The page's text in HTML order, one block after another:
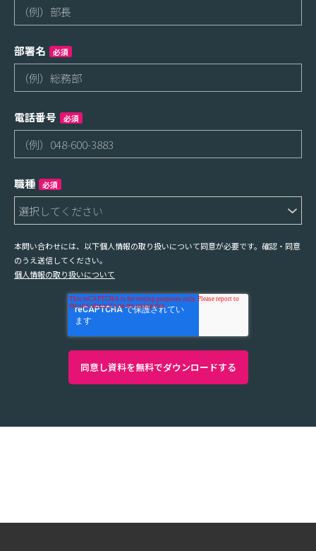
部署名 必須
電話番号 必須
職種 必須
本問い合わせには、以下個人情報の取り扱いについて同意が必要です。確認・同意
のうえ送信してください。
個人情報の取り扱いについて